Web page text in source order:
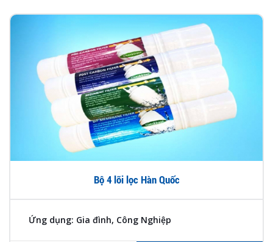
Bộ 4 lõi lọc Hàn Quốc
Ứng dụng: Gia đình, Công Nghiệp